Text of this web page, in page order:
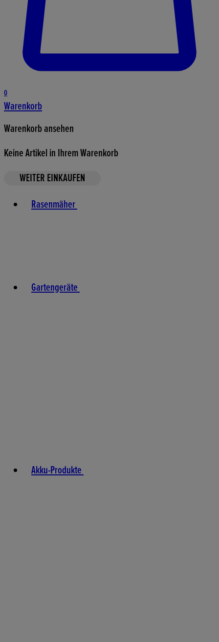
0
Warenkorb
Warenkorb ansehen
Keine Artikel in Ihrem Warenkorb
WEITER EINKAUFEN
Rasenmäher
Gartengeräte
Akku-Produkte